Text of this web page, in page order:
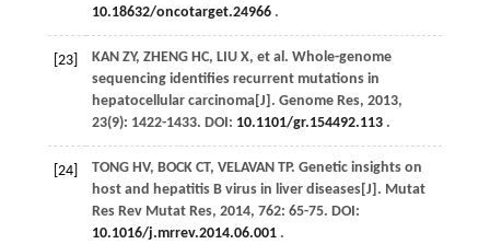
10.18632/oncotarget.24966.
[23] KAN ZY, ZHENG HC, LIU X, et al. Whole-genome
sequencing identifies recurrent mutations in
hepatocellular carcinoma[J]. Genome Res, 2013,
23(9): 1422-1433. DOI: 10.1101/gr.154492.113.
[24] TONG HV, BOCK CT, VELAVAN TP. Genetic insights on
host and hepatitis B virus in liver diseases[J]. Mutat
Res Rev Mutat Res, 2014, 762: 65-75. DOI:
10.1016/j.mrrev.2014.06.001.